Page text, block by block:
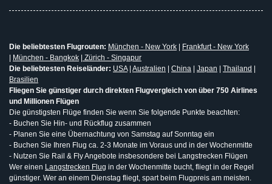
Die beliebtesten Flugrouten: München - New York
Frankfurt - New York
München - Bangkok
Zürich - Singapur
Die beliebtesten Reiseländer: USA| Australien China Japan Thailand
Brasilien
Fliegen Sie günstiger durch direkten Flugvergleich von über 750 Airlines
und Millionen Flügen
Die günstigsten Flüge finden Sie wenn Sie folgende Punkte beachten:
- Buchen Sie Hin- und Rückflug zusammen
- Planen Sie eine Übernachtung von Samstag auf Sonntag ein
- Buchen Sie Ihren Flug ca. 2-3 Monate im Voraus und in der Wochenmitte
- Nutzen Sie Rail & Fly Angebote insbesondere bei Langstrecken Flügen
Wer einen Langstrecken Flug in der Wochenmitte bucht, fliegt in der Regel
günstiger. Wer an einem Dienstag fliegt, spart beim Flugpreis am meisten.